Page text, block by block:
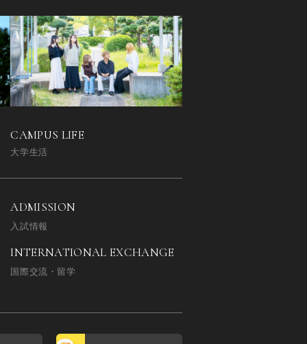
CAMPUS LIFE
大学生活
ADMISSION
入試情報
INTERNATIONAL EXCHANGE
国際交流・留学